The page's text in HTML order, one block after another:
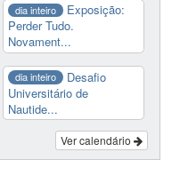
dia inteiro
Exposição:
Perder Tudo.
Novament...
dia inteiro
Desafio
Universitário de
Nautide...
Ver calendário